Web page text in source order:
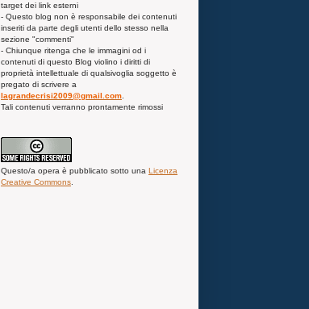
target dei link esterni
- Questo blog non è responsabile dei contenuti
inseriti da parte degli utenti dello stesso nella
sezione "commenti"
- Chiunque ritenga che le immagini od i
contenuti di questo Blog violino i diritti di
proprietà intellettuale di qualsivoglia soggetto è
pregato di scrivere a
lagrandecrisi2009@gmail.com
Tali contenuti verranno prontamente rimossi
Questo/a opera è pubblicato sotto una Licenza
Creative Commons